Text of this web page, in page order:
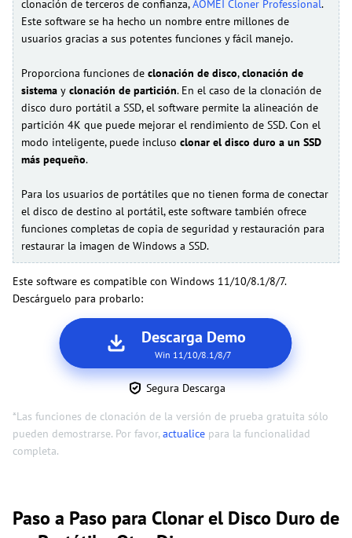
clonación de terceros de confianza,AOMEI Cloner Professional.
Este software se ha hecho un nombre entre millones de
usuarios gracias a sus potentes funciones y fácil manejo.
Proporciona funciones de clonación de disco,clonación de
sistema y clonación de partición. En el caso de la clonación de
disco duro portátil a SSD, el software permite la alineación de
partición 4K que puede mejorar el rendimiento de SSD. Con el
modo inteligente, puede incluso clonar el disco duro a un SSD
más pequeño.
Para los usuarios de portátiles que no tienen forma de conectar
el disco de destino al portátil, este software también ofrece
funciones completas de copia de seguridad y restauración para
restaurar la imagen de Windows a SSD.
Este software es compatible con Windows 11/10/8.1/8/7.
Descárguelo para probarlo:
Descarga Demo
Win 11/10/8.1/8/7
Segura Descarga
*Las funciones de clonación de la versión de prueba gratuita sólo
pueden demostrarse. Por favor,actualice para la funcionalidad
completa.
Paso a Paso para Clonar el Disco Duro de